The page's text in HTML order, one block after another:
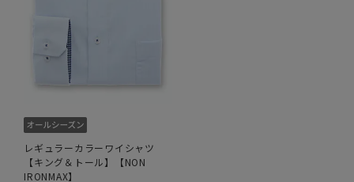
レギュラーカラーワイシャツ
【キング＆トール】【NON
IRONMAX】